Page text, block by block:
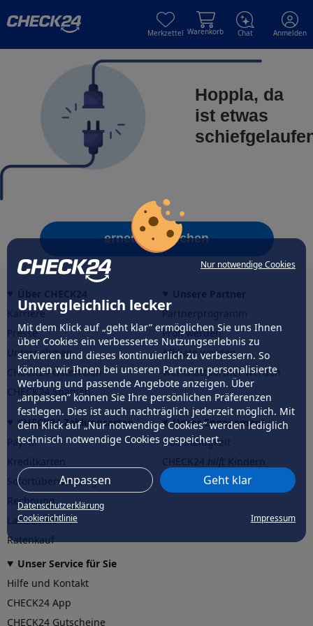
Nur notwendige Cookies
Unvergleichlich lecker
Mit dem Klick auf „geht klar” ermöglichen Sie uns Ihnen
über Cookies ein verbessertes Nutzungserlebnis zu
servieren und dieses kontinuierlich zu verbessern. So
können wir Ihnen bei unseren Partnern personalisierte
Werbung und passende Angebote anzeigen. Über
„anpassen” können Sie Ihre persönlichen Präferenzen
festlegen. Dies ist auch nachträglich jederzeit möglich. Mit
dem Klick auf „Nur notwendige Cookies” werden lediglich
technisch notwendige Cookies gespeichert.
Anpassen Geht klar
Datenschutzerklärung
Cookierichtlinie
Impressum
Merkzettel Warenkorb Chat Anmelden
Hoppla, da
ist etwas
erneut versuchen
Karriere
Presse
Unternehmen
CHECK24 Österreich
CHECK24 Spanien
Partnerprogramm
Profi werden
Affiliate werden
Werkstattpartner werden
CHECK24 Zahlungsarten
PayPal
Sofortüberweisung
Rechnung
Lastschrift
Ratenkauf
Unser Engagement
Nachhaltigkeit
CHECK24hilftder Natur
Unser Service für Sie
Hilfe und Kontakt
CHECK24 App
CHECK24 Gutscheine